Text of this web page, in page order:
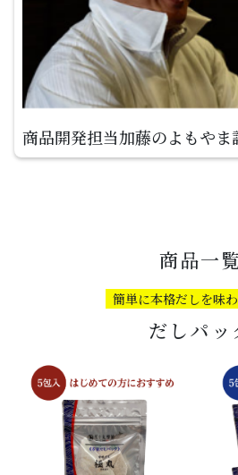
商品開発担当加藤のよもやま
商品一覧
簡単に本格だしを味
だしパッ